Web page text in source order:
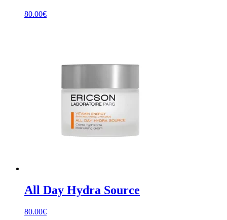
80.00€
All Day Hydra Source
80.00€